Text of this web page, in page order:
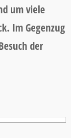
um viele
Im Gegenzug
der